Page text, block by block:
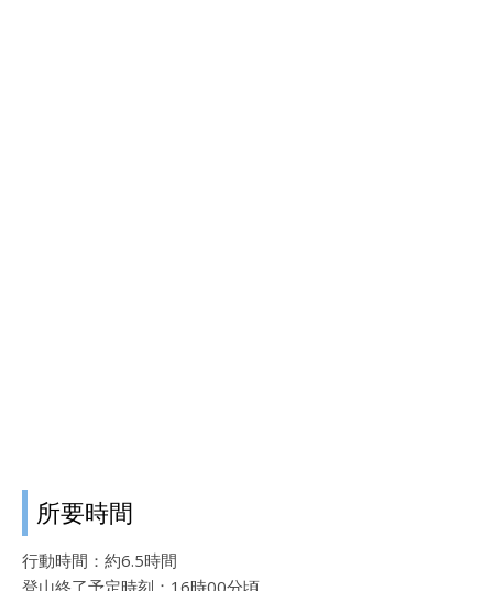
所要時間
行動時間：約6.5時間
登山終了予定時刻：16時00分頃